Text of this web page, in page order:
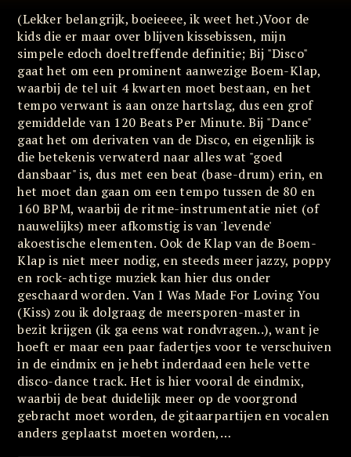
(Lekker belangrijk, boeieeee, ik weet het.)Voor de
kids die er maar over blijven kissebissen, mijn
simpele edoch doeltreffende definitie; Bij "Disco"
gaat het om een prominent aanwezige Boem-Klap,
waarbij de tel uit 4 kwarten moet bestaan, en het
tempo verwant is aan onze hartslag, dus een grof
gemiddelde van 120 Beats Per Minute. Bij "Dance"
gaat het om derivaten van de Disco, en eigenlijk is
die betekenis verwaterd naar alles wat "goed
dansbaar" is, dus met een beat (base-drum) erin, en
het moet dan gaan om een tempo tussen de 80 en
160 BPM, waarbij de ritme-instrumentatie niet (of
nauwelijks) meer afkomstig is van 'levende'
akoestische elementen. Ook de Klap van de Boem-
Klap is niet meer nodig, en steeds meer jazzy, poppy
en rock-achtige muziek kan hier dus onder
geschaard worden. Van I Was Made For Loving You
(Kiss) zou ik dolgraag de meersporen-master in
bezit krijgen (ik ga eens wat rondvragen..), want je
hoeft er maar een paar fadertjes voor te verschuiven
in de eindmix en je hebt inderdaad een hele vette
disco-dance track. Het is hier vooral de eindmix,
waarbij de beat duidelijk meer op de voorgrond
gebracht moet worden, de gitaarpartijen en vocalen
anders geplaatst moeten worden,…